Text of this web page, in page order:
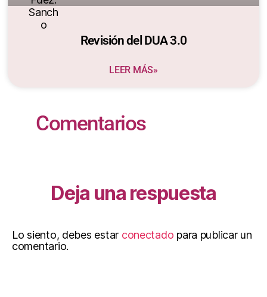
Revisión del DUA 3.0
LEER MÁS»
Comentarios
Deja una respuesta
Lo siento, debes estar conectado para publicar un
comentario.